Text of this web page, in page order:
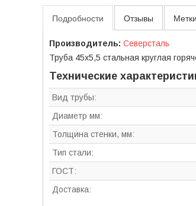
Подробности Отзывы Метки
Производитель: Северсталь
Труба 45x5,5 стальная круглая
Технические
Вид трубы:
Диаметр мм:
Толщина стенки, мм:
Тип стали:
ГОСТ:
Доставка: